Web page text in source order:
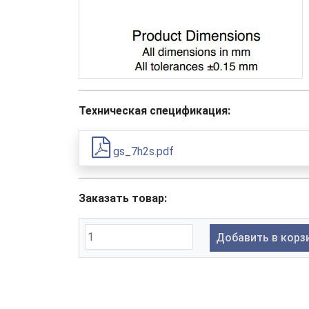
Техническая спецификация:
gs_7h2s.pdf
Заказать товар:
Добавить в